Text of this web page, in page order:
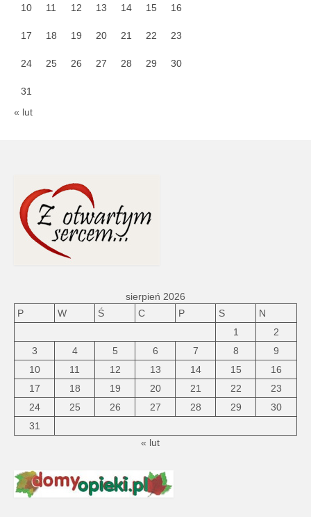
10 11 12 13 14 15 16
17 18 19 20 21 22 23
24 25 26 27 28 29 30
31
« lut
sierpień 2026
P
W Ś C P S
N
1
2
3
4 5 6 7 8
9
10
11 12 13 14 15
16
17
18 19 20 21 22
23
24
25 26 27 28 29
30
31
« lut